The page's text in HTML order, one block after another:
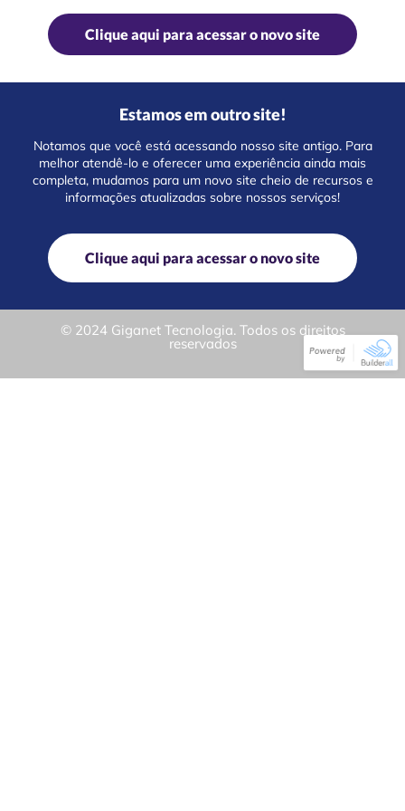
Clique aqui para acessar o novo site
Estamos em outro site!
Notamos que você está acessando nosso site antigo. Para
melhor atendê-lo e oferecer uma experiência ainda mais
completa, mudamos para um novo site cheio de recursos e
informações atualizadas sobre nossos serviços!
Clique aqui para acessar o novo site
© 2024 Giganet Tecnologia. Todos os direitos
reservados